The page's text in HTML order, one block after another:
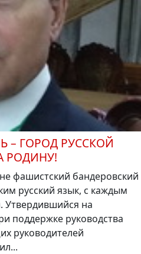
– ГОРОД РУССКОЙ
РОДИНУ!
фашистский бандеровский
русский язык, с каждым
Утвердившийся на
поддержке руководства
руководителей